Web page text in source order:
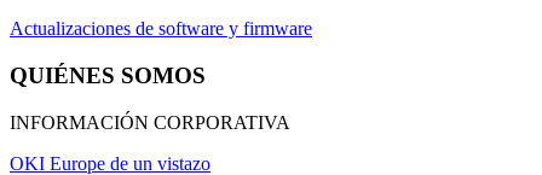
Actualizaciones de software y firmware
QUIÉNES SOMOS
INFORMACIÓN CORPORATIVA
OKI Europe de un vistazo